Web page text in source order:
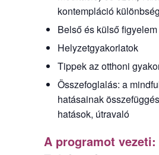
kontempláció
Belső és külső
Helyzetgyakorlatok
Tippek az otthoni
Összefoglalás: a
hatásainak
hatások, útravaló
A programot vezeti: